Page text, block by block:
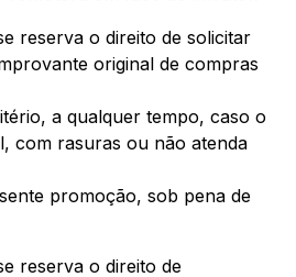
reserva o direito de solicitar
original de compras
a qualquer tempo, caso o
com rasuras ou não atenda
promoção, sob pena de
reserva o direito de